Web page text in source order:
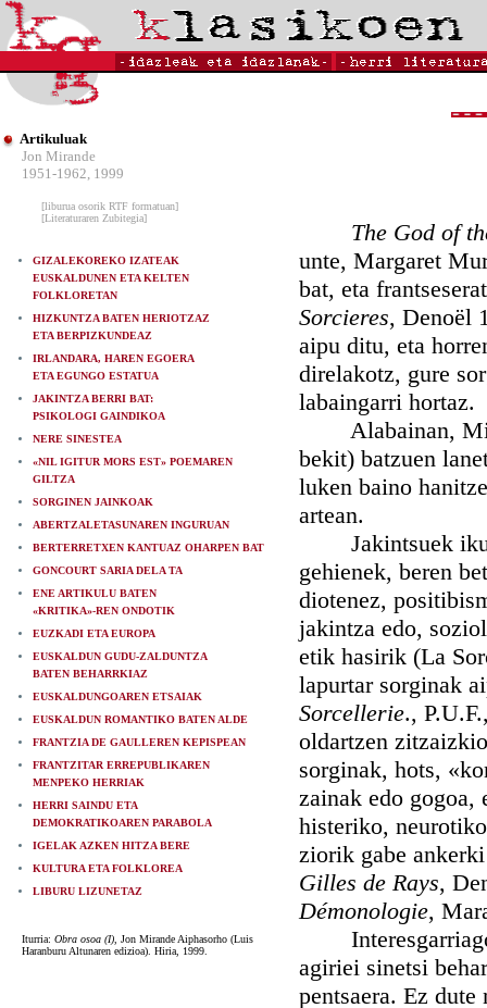
Artikuluak
Jon Mirande
1951-1962, 1999
[liburua osorik RTF formatuan]
[Literaturaren Zubitegia]
GIZALEKOREKO IZATEAK
EUSKALDUNEN ETA KELTEN
FOLKLORETAN
HIZKUNTZA BATEN HERIOTZAZ
ETA BERPIZKUNDEAZ
IRLANDARA, HAREN EGOERA
ETA EGUNGO ESTATUA
JAKINTZA BERRI BAT:
PSIKOLOGI GAINDIKOA
NERE SINESTEA
«NIL IGITUR MORS EST» POEMAREN
GILTZA
SORGINEN JAINKOAK
ABERTZALETASUNAREN INGURUAN
BERTERRETXEN KANTUAZ OHARPEN BAT
GONCOURT SARIA DELA TA
ENE ARTIKULU BATEN
«KRITIKA»-REN ONDOTIK
EUZKADI ETA EUROPA
EUSKALDUN GUDU-ZALDUNTZA
BATEN BEHARRKIAZ
EUSKALDUNGOAREN ETSAIAK
EUSKALDUN ROMANTIKO BATEN ALDE
FRANTZIA DE GAULLEREN KEPISPEAN
FRANTZITAR ERREPUBLIKAREN
MENPEKO HERRIAK
HERRI SAINDU ETA
DEMOKRATIKOAREN PARABOLA
IGELAK AZKEN HITZA BERE
KULTURA ETA FOLKLOREA
LIBURU LIZUNETAZ
Iturria: Obra osoa (I), Jon Mirande Aiphasorho (Luis
Haranburu Altunaren edizioa). Hiria, 1999.
The God of
unte, Margaret
bat, eta
Sorcieres, Denoël
aipu ditu, eta
direlakotz, gure
labaingarri hortaz.
Alabainan,
bekit) batzuen
luken baino
artean.
Jakintsuek
gehienek, beren
diotenez,
jakintza edo,
etik hasirik (La
lapurtar sorginak
Sorcellerie.,
oldartzen
sorginak, hots,
zainak edo gogoa,
histeriko,
ziorik gabe
Gilles de Rays,
Démonologie,
Interesgarriago
agiriei sinetsi
pentsaera. Ez